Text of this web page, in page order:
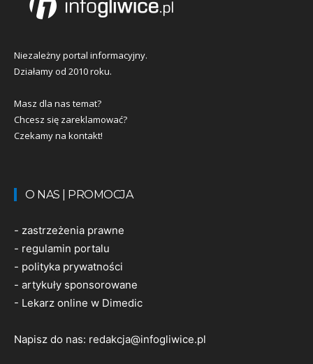
Niezależny portal informacyjny.
Działamy od 2010 roku.
Masz dla nas temat?
Chcesz się zareklamować?
Czekamy na kontakt!
O NAS | PROMOCJA
- zastrzeżenia prawne
- regulamin portalu
- polityka prywatności
- artykuły sponsorowane
- Lekarz online w Dimedic
Napisz do nas: redakcja@infogliwice.pl